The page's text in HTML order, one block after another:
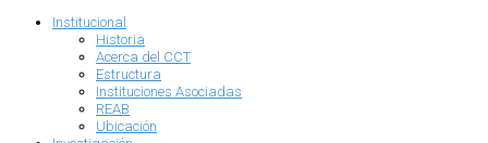
Institucional
Historia
Acerca del CCT
Estructura
Instituciones Asociadas
REAB
Ubicación